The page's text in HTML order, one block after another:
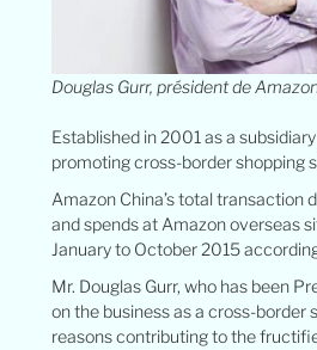
Douglas Gurr, président de
Established in 2001 as a
promoting cross-border shopping
Amazon China’s total transaction
and spends at Amazon overseas
January to October 2015
Mr. Douglas Gurr, who has been
on the business as a cross-border
reasons contributing to the